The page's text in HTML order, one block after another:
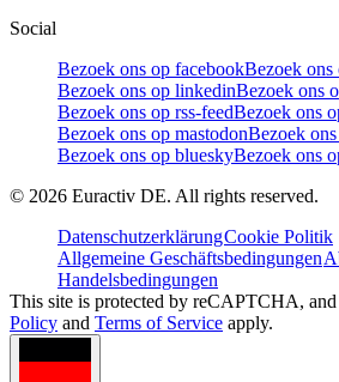
Social
Bezoek ons op facebookBezoek ons
Bezoek ons op linkedinBezoek ons
Bezoek ons op rss-feedBezoek ons
Bezoek ons op mastodonBezoek
Bezoek ons op blueskyBezoek ons
© 2026 Euractiv DE. All rights reserved.
DatenschutzerklärungCookie Politik
Allgemeine Geschäftsbedingungen
Handelsbedingungen
This site is protected by reCAPTCHA,
Policy and Terms of Service apply.